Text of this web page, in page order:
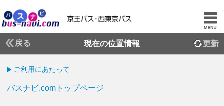
戻る 現在の位置情報 更新
ご利用にあたって
バスナビ.comトップページ